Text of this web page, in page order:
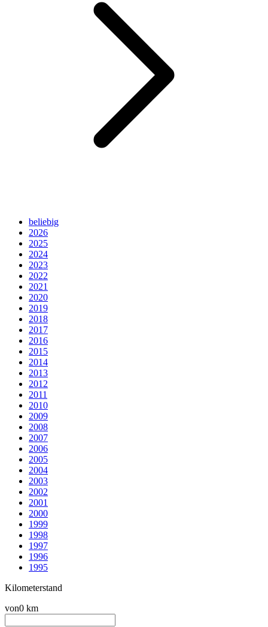
beliebig
2026
2025
2024
2023
2022
2021
2020
2019
2018
2017
2016
2015
2014
2013
2012
2011
2010
2009
2008
2007
2006
2005
2004
2003
2002
2001
2000
1999
1998
1997
1996
1995
Kilometerstand
von0 km